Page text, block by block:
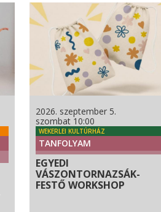
2026. szeptember 5.
szombat 10:00
WEKERLEI KULTÚRHÁZ
TANFOLYAM
EGYEDI
VÁSZONTORNAZSÁK-
FESTŐ WORKSHOP